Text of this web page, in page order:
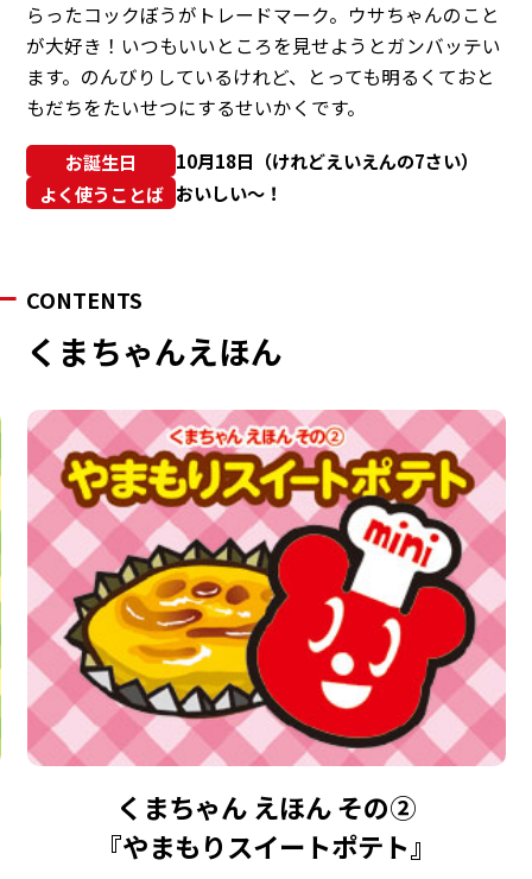
らったコックぼうがトレードマーク。ウサちゃんのこと
が大好き！いつもいいところを見せようとガンバッテい
ます。のんびりしているけれど、とっても明るくておと
もだちをたいせつにするせいかくです。
お誕生日
10月18日（けれどえいえんの7さい）
よく使うことば おいしい〜！
CONTENTS
くまちゃんえほん
くまちゃん えほん その②
『やまもりスイートポテト』